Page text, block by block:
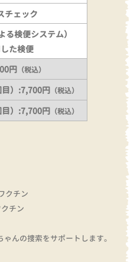
クチン
チン
んの捜索をサポートします。
チェック
検便システム）
た検便
円 （税込）
）:7,700円 （税込）
）:7,700円 （税込）